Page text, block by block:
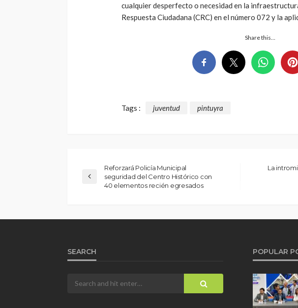
cualquier desperfecto o necesidad en la
Respuesta Ciudadana (CRC) en el número 072 y la
Share this…
Tags : juventud pintuyra
Reforzará Policía Municipal
seguridad del Centro Histórico con
40 elementos recién egresados
La
SEARCH POPULAR